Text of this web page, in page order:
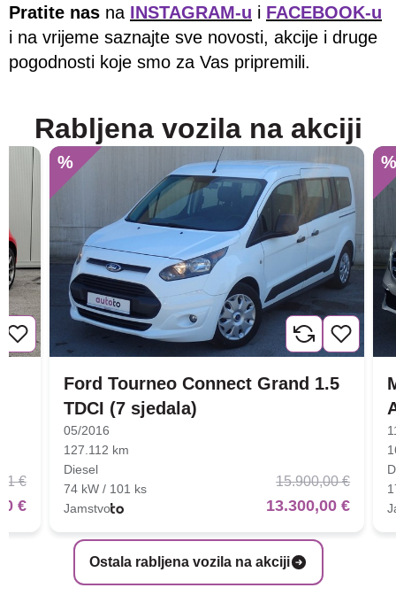
Pratite nas na INSTAGRAM-u i FACEBOOK-u
i na vrijeme saznajte sve novosti, akcije i druge
pogodnosti koje smo za Vas pripremili.
Rabljena vozila na akciji
Ostala rabljena vozila na akciji
€
€
%
Ford Tourneo Connect Grand 1.5
TDCI (7 sjedala)
05/2016
127.112 km
Diesel
74 kW / 101 ks
Jamstvo
15.900,00 €
13.300,00 €